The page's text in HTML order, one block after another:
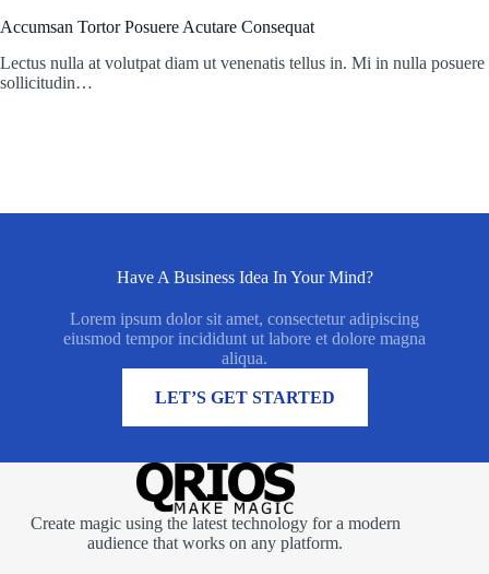
Accumsan Tortor Posuere Acutare Consequat
Lectus nulla at volutpat diam ut venenatis tellus in. Mi in nulla posuere
sollicitudin…
Have A Business Idea In Your Mind?
Lorem ipsum dolor sit amet, consectetur adipiscing
eiusmod tempor incididunt ut labore et dolore magna
aliqua.
LET’S GET STARTED
Create magic using the latest technology for a modern
audience that works on any platform.